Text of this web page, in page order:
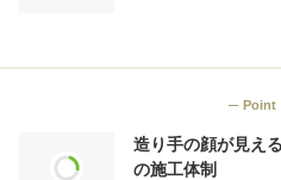
Point
造り手の顔が見え
の施工体制